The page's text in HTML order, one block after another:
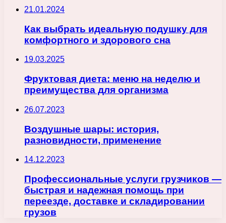
21.01.2024
Как выбрать идеальную подушку для
комфортного и здорового сна
19.03.2025
Фруктовая диета: меню на неделю и
преимущества для организма
26.07.2023
Воздушные шары: история,
разновидности, применение
14.12.2023
Профессиональные услуги грузчиков —
быстрая и надежная помощь при
переезде, доставке и складировании
грузов